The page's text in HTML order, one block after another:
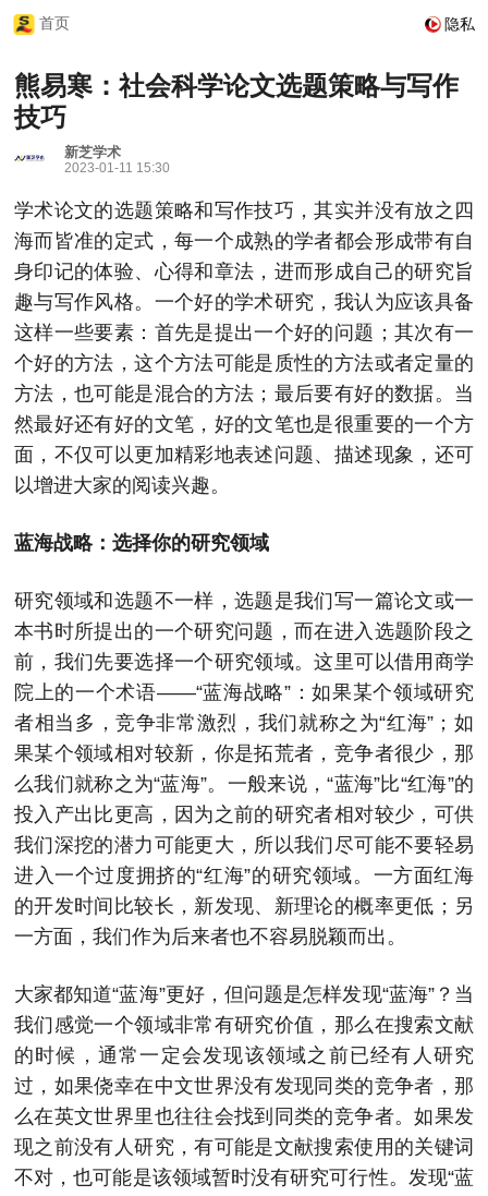
首页 隐私
熊易寒：社会科学论文选题策略与写作
技巧
新芝学术
2023-01-11 15:30
学术论文的选题策略和写作技巧，其实并没有放之四
海而皆准的定式，每一个成熟的学者都会形成带有自
身印记的体验、心得和章法，进而形成自己的研究旨
趣与写作风格。一个好的学术研究，我认为应该具备
这样一些要素：首先是提出一个好的问题；其次有一
个好的方法，这个方法可能是质性的方法或者定量的
方法，也可能是混合的方法；最后要有好的数据。当
然最好还有好的文笔，好的文笔也是很重要的一个方
面，不仅可以更加精彩地表述问题、描述现象，还可
以增进大家的阅读兴趣。
蓝海战略：选择你的研究领域
研究领域和选题不一样，选题是我们写一篇论文或一
本书时所提出的一个研究问题，而在进入选题阶段之
前，我们先要选择一个研究领域。这里可以借用商学
院上的一个术语——“蓝海战略”：如果某个领域研究
者相当多，竞争非常激烈，我们就称之为“红海”；如
果某个领域相对较新，你是拓荒者，竞争者很少，那
么我们就称之为“蓝海”。一般来说，“蓝海”比“红海”的
投入产出比更高，因为之前的研究者相对较少，可供
我们深挖的潜力可能更大，所以我们尽可能不要轻易
进入一个过度拥挤的“红海”的研究领域。一方面红海
的开发时间比较长，新发现、新理论的概率更低；另
一方面，我们作为后来者也不容易脱颖而出。
大家都知道“蓝海”更好，但问题是怎样发现“蓝海”？当
我们感觉一个领域非常有研究价值，那么在搜索文献
的时候，通常一定会发现该领域之前已经有人研究
过，如果侥幸在中文世界没有发现同类的竞争者，那
么在英文世界里也往往会找到同类的竞争者。如果发
现之前没有人研究，有可能是文献搜索使用的关键词
不对，也可能是该领域暂时没有研究可行性。发现“蓝